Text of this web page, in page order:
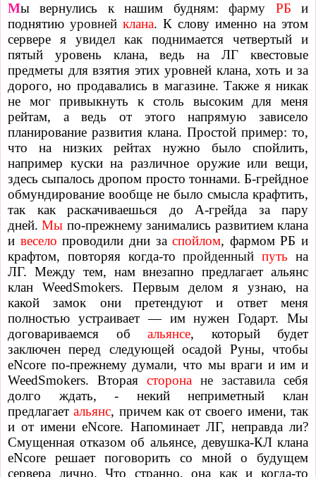
Мы вернулись к нашим будням: фарму РБ
и
поднятию уровней клана. К слову именно на этом
сервере я увидел как поднимается четвертый и
пятый уровень клана, ведь на ЛГ квестовые
предметы для взятия этих уровней клана, хоть и за
дорого, но продавались в магазине. Также я никак
не мог привыкнуть к столь высоким для меня
рейтам, а ведь от этого напрямую зависело
планирование развития клана. Простой пример: то,
что на низких рейтах нужно было спойлить,
например куски на различное оружие или вещи,
здесь сыпалось дропом просто тоннами. Б-грейдное
обмундирование вообще не было смысла крафтить,
так как раскачиваешься до А-грейда за пару
дней. Мы по-прежнему занимались развитием клана
и весело проводили дни за спойлом, фармом РБ и
крафтом, повторяя когда-то пройденныйпуть на
ЛГ. Между тем, нам внезапно предлагает альянс
клан WeedSmokers. Первым делом я узнаю, на
какой замок они претендуют и ответ меня
полностью устраивает — им нужен Годарт. Мы
договариваемся об
альянсе, который будет
заключен перед следующей осадой Руны, чтобы
eNcore по-прежнему думали, что мы враги и им и
WeedSmokers. Вторая сторона не заставила себя
долго ждать, - некий неприметный клан
предлагает альянс, причем как от своего имени, так
и от имени eNcore. Напоминает ЛГ, неправда ли?
Смущенная отказом об альянсе, девушка-КЛ клана
eNcore решает поговорить со мной о будущем
сервера лично. Что странно, она как и когда-то